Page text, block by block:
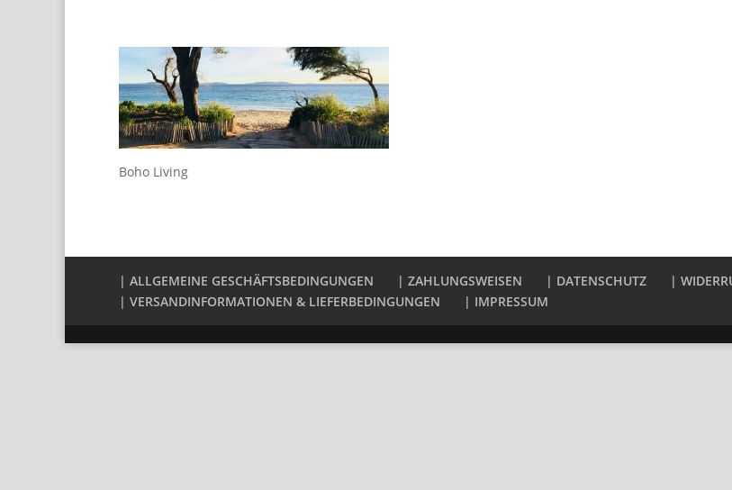
Boho Living
| ALLGEMEINE GESCHÄFTSBEDINGUNGEN | ZAHLUNGSWEISEN | DATENSCHUTZ
|
| VERSANDINFORMATIONEN & LIEFERBEDINGUNGEN
| IMPRESSUM